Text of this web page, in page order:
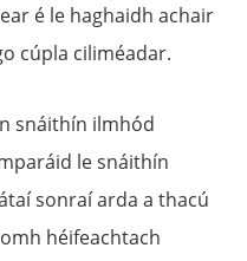
é le haghaidh achair
cúpla ciliméadar.
snáithín ilmhód
le snáithín
sonraí arda a thacú
héifeachtach